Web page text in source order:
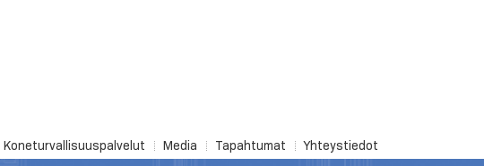
Koneturvallisuuspalvelut Media Tapahtumat Yhteystiedot